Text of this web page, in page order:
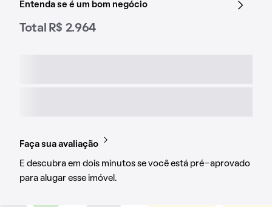
Entenda se é um bom negócio
Total R$ 2.964
Faça sua avaliação
E descubra em dois minutos se você está pré-aprovado
para alugar esse imóvel.